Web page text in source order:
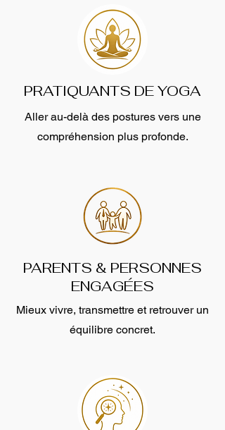
PRATIQUANTS DE YOGA
Aller au-delà des postures vers une
compréhension plus profonde.
PARENTS & PERSONNES
ENGAGÉES
Mieux vivre, transmettre et retrouver un
équilibre concret.